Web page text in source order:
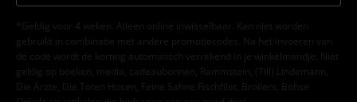
*Geldig voor 4 weken. Alleen online inwisselbaar. Kan niet worden
gebruikt in combinatie met andere promotiecodes. Na het invoeren van
de code wordt de korting automatisch verrekend in je winkelmandje. Niet
geldig op boeken, media, cadeaubonnen, Rammstein, (Till) Lindemann,
Die Ärzte, Die Toten Hosen, Feine Sahne Fischfilet, Broilers, Böhse